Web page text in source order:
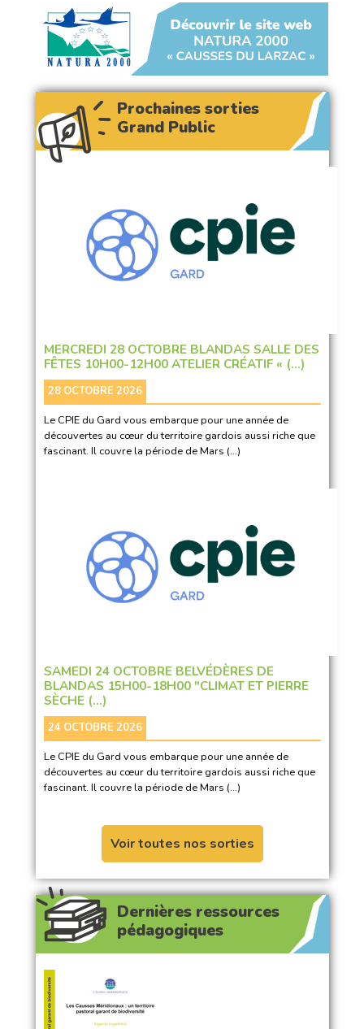
Prochaines sorties
Grand Public
MERCREDI 28 OCTOBRE BLANDAS SALLE DES
FÊTES 10H00-12H00 ATELIER CRÉATIF « (…)
28 OCTOBRE 2026
Le CPIE du Gard vous embarque pour une année de
découvertes au cœur du territoire gardois aussi riche que
fascinant. Il couvre la période de Mars (…)
SAMEDI 24 OCTOBRE BELVÉDÈRES DE
BLANDAS 15H00-18H00 "CLIMAT ET PIERRE
SÈCHE (…)
24 OCTOBRE 2026
Le CPIE du Gard vous embarque pour une année de
découvertes au cœur du territoire gardois aussi riche que
fascinant. Il couvre la période de Mars (…)
Voir toutes nos sorties
Dernières ressources
pédagogiques